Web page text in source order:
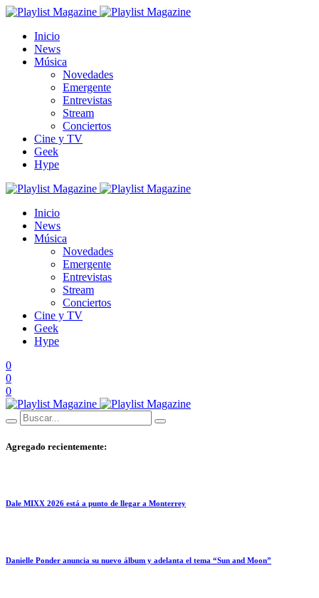
Inicio
News
Música
Novedades
Emergente
Entrevistas
Stream
Conciertos
Cine y TV
Geek
Hype
Inicio
News
Música
Novedades
Emergente
Entrevistas
Stream
Conciertos
Cine y TV
Geek
Hype
0
0
0
Agregado recientemente:
Dale MIXX 2026 está a punto de llegar a Monterrey
Danielle Ponder anuncia su nuevo álbum y adelanta el tema “Sun and Moon”